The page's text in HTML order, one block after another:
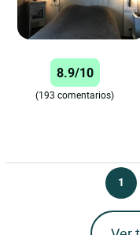
8.9/10
(193 comentarios)
1